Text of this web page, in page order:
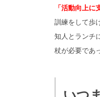
「活動向上に
訓練をして歩
知人とランチ
杖が必要であ